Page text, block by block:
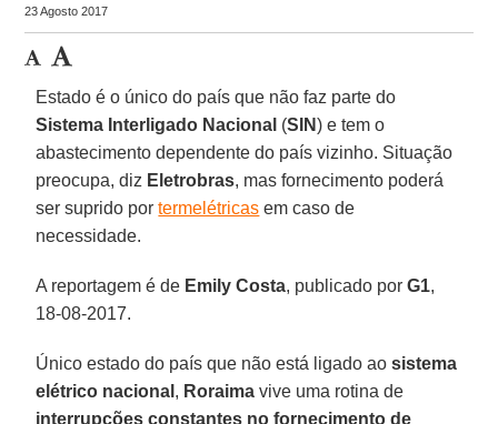
23 Agosto 2017
Estado é o único do país que não faz parte do
Sistema Interligado Nacional (SIN) e tem o
abastecimento dependente do país vizinho. Situação
preocupa, diz Eletrobras, mas fornecimento poderá
ser suprido portermelétricas em caso de
necessidade.
A reportagem é de Emily Costa, publicado porG1,
18-08-2017.
Único estado do país que não está ligado aosistema
elétrico nacional , Roraima vive uma rotina de
interrupções constantes no fornecimento de